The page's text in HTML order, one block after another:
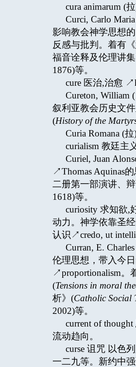
cura animarum (
Curci, Carlo
影响教会神学思想
反感与批判。着有
福音诠释及伦理讲
1876)等。
cure 医治,治愈
Cureton, William
叙利亚教会历史文
(History of the
Curia Romana (
curialism 教廷主
Curiel, Juan
↗Thomas Aquinas
二册第一部演讲、
1618)等。
curiosity 求知欲,
动力。神学依靠圣
认识↗credo, ut
Curran, E.
伦理思想，带入今
↗proportionalism。
(Tensions in moral
析》(Catholic Social
2002)等。
current of
流动趋向。
curse 诅咒 以色
一二九等。新约中